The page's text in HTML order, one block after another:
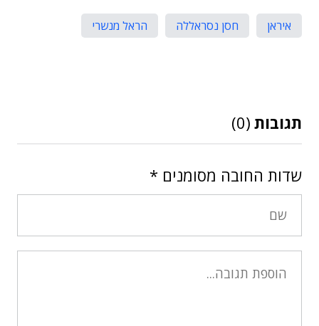
איראן חסן נסראללה הראל מנשרי
תגובות (0)
שדות החובה מסומנים *